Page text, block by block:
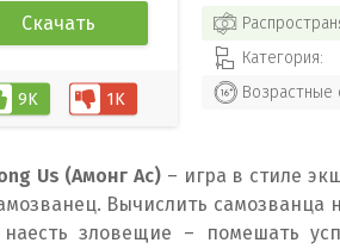
Скачать
9K 1K
Категория:
Возрастные
Us (Амонг Ас) – игра в стиле
Вычислить самозванца
зловещие – помешать